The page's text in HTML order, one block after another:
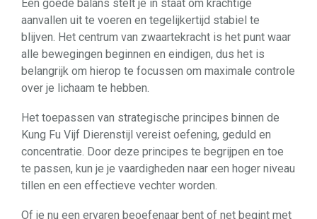
Een goede balans stelt je in staat om krachtige
aanvallen uit te voeren en tegelijkertijd stabiel te
blijven. Het centrum van zwaartekracht is het punt waar
alle bewegingen beginnen en eindigen, dus het is
belangrijk om hierop te focussen om maximale controle
over je lichaam te hebben.
Het toepassen van strategische principes binnen de
Kung Fu Vijf Dierenstijl vereist oefening, geduld en
concentratie. Door deze principes te begrijpen en toe
te passen, kun je je vaardigheden naar een hoger niveau
tillen en een effectieve vechter worden.
Of je nu een ervaren beoefenaar bent of net begint met